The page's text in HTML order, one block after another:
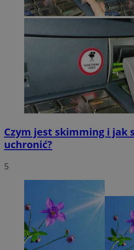
Czym jest skimming i jak
uchronić?
5